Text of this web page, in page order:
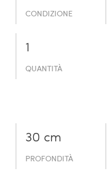
CONDIZIONE
1
QUANTITÀ
30 cm
PROFONDITÀ